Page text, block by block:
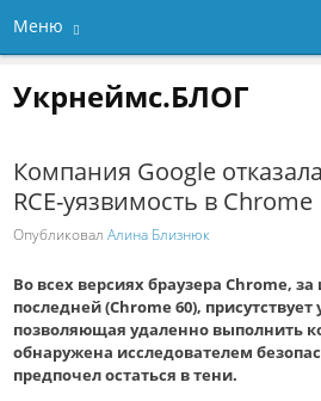
Меню
Укрнеймс.БЛОГ
Компания Google
RCE-уязвимость в Chrome
ОпубликовалАлина Близнюк
Во всех версиях браузера Chrome,
последней (Chrome 60), присутствует
позволяющая удаленно выполнить
обнаружена исследователем
предпочел остаться в тени.